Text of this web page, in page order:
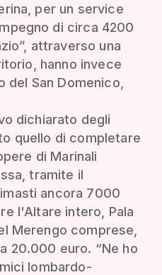
per un service
di circa 4200
attraverso una
hanno invece
San Domenico,
dichiarato degli
quello di completare
di Marinali
tramite il
ancora 7000
l'Altare intero, Pala
Merengo comprese,
20.000 euro. “Ne ho
lombardo-